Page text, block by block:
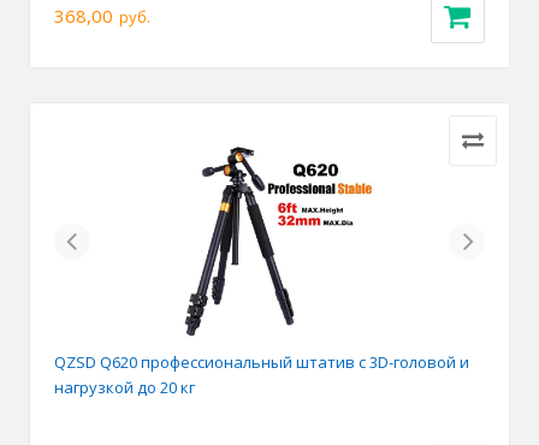
368,00 руб.
Previous Next
QZSD Q620 профессиональный штатив с 3D-головой и
нагрузкой до 20 кг